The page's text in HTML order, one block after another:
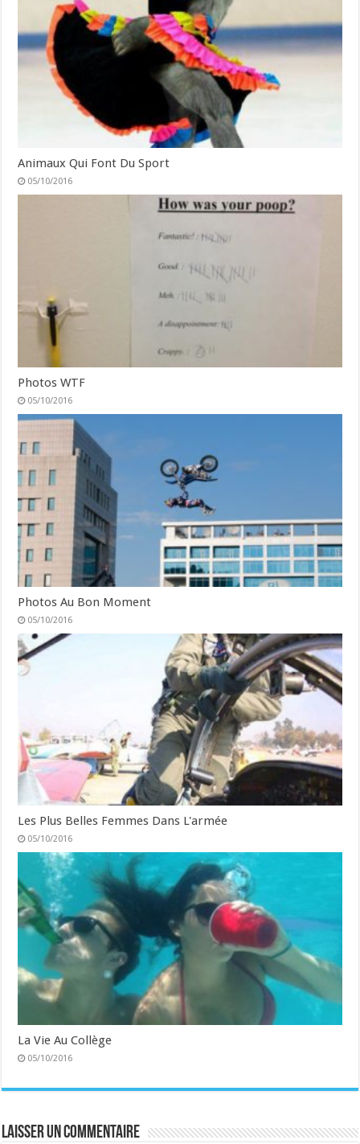
Animaux Qui Font Du Sport
05/10/2016
Photos WTF
05/10/2016
Photos Au Bon Moment
05/10/2016
Les Plus Belles Femmes Dans L'armée
05/10/2016
La Vie Au Collège
05/10/2016
Laisser un commentaire